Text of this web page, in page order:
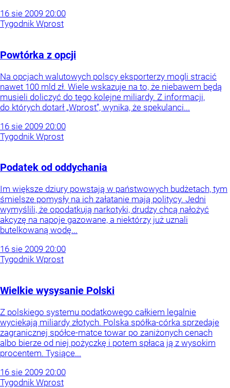
16 sie 2009 20:00
Tygodnik Wprost
Powtórka z opcji
Na opcjach walutowych polscy eksporterzy mogli stracić
nawet 100 mld zł. Wiele wskazuje na to, że niebawem będą
musieli doliczyć do tego kolejne miliardy. Z informacji,
do których dotarł „Wprost”, wynika, że spekulanci...
16 sie 2009 20:00
Tygodnik Wprost
Podatek od oddychania
Im większe dziury powstają w państwowych budżetach, tym
śmielsze pomysły na ich załatanie mają politycy. Jedni
wymyślili, że opodatkują narkotyki, drudzy chcą nałożyć
akcyzę na napoje gazowane, a niektórzy już uznali
butelkowaną wodę...
16 sie 2009 20:00
Tygodnik Wprost
Wielkie wysysanie Polski
Z polskiego systemu podatkowego całkiem legalnie
wyciekają miliardy złotych. Polska spółka-córka sprzedaje
zagranicznej spółce-matce towar po zaniżonych cenach
albo bierze od niej pożyczkę i potem spłaca ją z wysokim
procentem. Tysiące...
16 sie 2009 20:00
Tygodnik Wprost